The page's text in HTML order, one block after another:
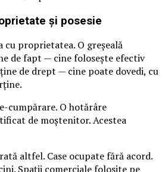
și posesie
cu proprietatea. O greșeală
de fapt — cine folosește efectiv
de drept — cine poate dovedi, cu
cumpărare. O hotărâre
de moștenitor. Acestea
altfel. Case ocupate fără acord.
Spații comerciale folosite pe